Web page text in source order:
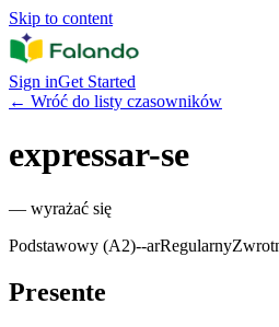
Skip to content
Sign inGet Started
← Wróć do listy czasowników
expressar-se
— wyrażać się
Podstawowy (A2)--arRegularny
Presente